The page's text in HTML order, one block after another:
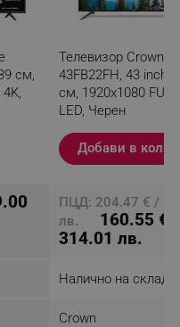
x 18 cm
см,
Телевизор Crown
43FB22FH, 43 inch,
см, 1920x1080
LED, Черен
Добави в
ПЦД: 204.47 € /
лв.
160.55 € /
314.01 лв.
Налично на склад
Crown